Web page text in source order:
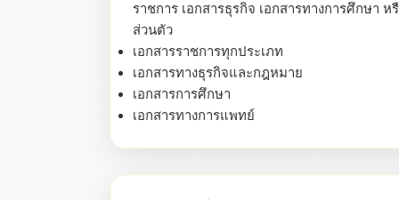
ราชการ เอกสารธุรกิจ เอกสารทางการศึกษา ห
ส่วนตัว
เอกสารราชการทุกประเภท
เอกสารทางธุรกิจและกฎหมาย
เอกสารการศึกษา
เอกสารทางการแพทย์